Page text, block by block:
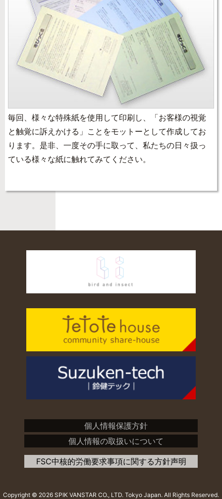
毎回、様々な特殊紙を使用して印刷し、「お客様の視覚
と触覚に訴えかける」ことをモットーとして作成してお
ります。是非、一度その手に取って、私たちの日々扱っ
ている様々な紙に触れてみてください。
個人情報保護方針
個人情報の取扱いについて
FSC中核的労働要求事項に関する方針声明
Copyright © 2026 SPIK VANSTAR CO., LTD. Tokyo Japan. All Rights Reserved.